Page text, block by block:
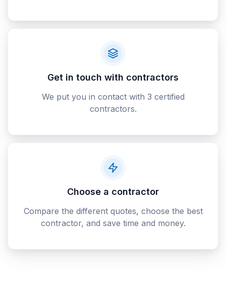
Get in touch with contractors
We put you in contact with 3 certified
contractors.
Choose a contractor
Compare the different quotes, choose the best
contractor, and save time and money.